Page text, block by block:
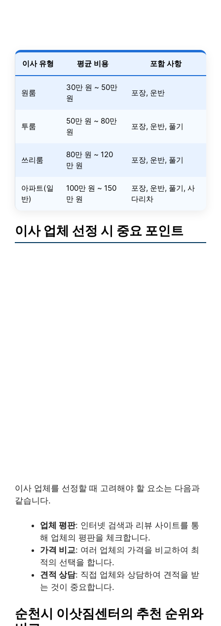
이사 유형 평균 비용 포함 사항
원룸
30만 원 ~ 50만
원
포장, 운반
투룸
50만 원 ~ 80만
원
포장, 운반, 풀기
쓰리룸
80만 원 ~ 120
만 원
포장, 운반, 풀기
아파트(일
반)
100만 원 ~ 150
만 원
포장, 운반, 풀기, 사
다리차
이사 업체 선정 시 중요 포인트
이사 업체를 선정할 때 고려해야 할 요소는 다음과
같습니다.
업체 평판: 인터넷 검색과 리뷰 사이트를 통
해 업체의 평판을 체크합니다.
가격 비교: 여러 업체의 가격을 비교하여 최
적의 선택을 합니다.
견적 상담: 직접 업체와 상담하여 견적을 받
는 것이 중요합니다.
순천시 이삿짐센터의 추천 순위와